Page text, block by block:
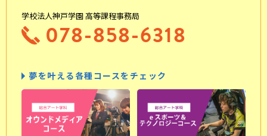
学校法人神戸学園 高等課程事務局
078-858-6318
夢を叶える各種コースをチェック